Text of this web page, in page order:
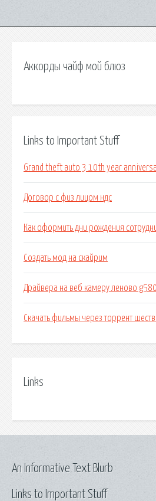
Аккорды чайф мой блюз
Links to Important Stuff
Grand theft auto 3 10th year
Договор с физ лицом ндс
Как оформить дни рождения
Создать мод на скайрим
Драйвера на веб камеру леново g580
Скачать фильмы через торрент
Links
Links to Important Stuff
An Informative Text Blurb